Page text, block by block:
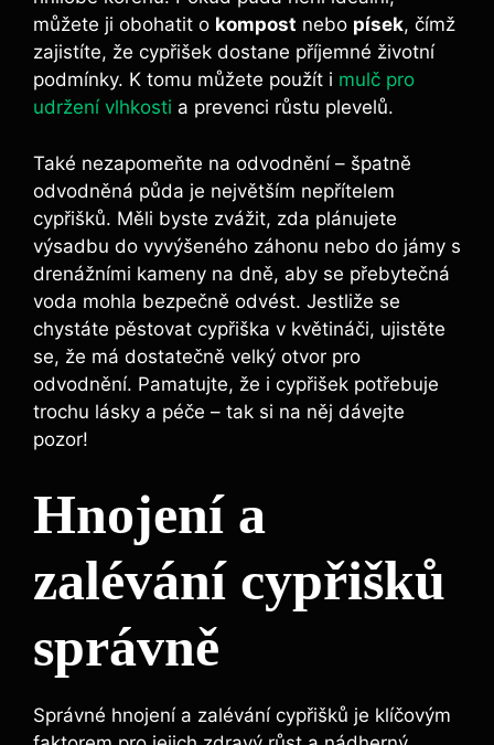
můžete ji obohatit o kompost nebo písek, čímž
zajistíte, že cypřišek dostane příjemné životní
podmínky. K tomu můžete použít i mulč pro
udržení vlhkosti a prevenci růstu plevelů.
Také nezapomeňte na odvodnění – špatně
odvodněná půda je největším nepřítelem
cypřišků. Měli byste zvážit, zda plánujete
výsadbu do vyvýšeného záhonu nebo do jámy s
drenážními kameny na dně, aby se přebytečná
voda mohla bezpečně odvést. Jestliže se
chystáte pěstovat cypřiška v květináči, ujistěte
se, že má dostatečně velký otvor pro
odvodnění. Pamatujte, že i cypřišek potřebuje
trochu lásky a péče – tak si na něj dávejte
pozor!
Hnojení a
zalévání cypřišků
správně
Správné hnojení a zalévání cypřišků je klíčovým